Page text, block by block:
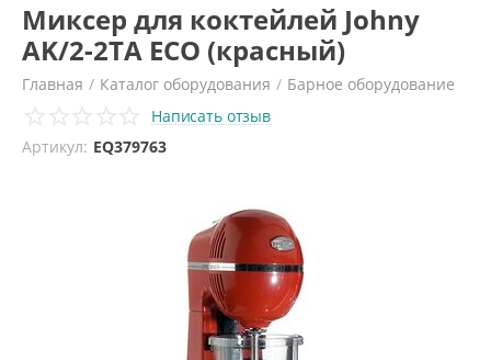
Миксер для коктейлей Johny
AK/2-2TA ECO (красный)
Главная / Каталог оборудования / Барное оборудование
Миксеры для коктейлей / Johny
Написать отзыв
Артикул: EQ379763